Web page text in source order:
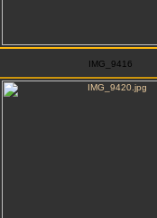
IMG_9416